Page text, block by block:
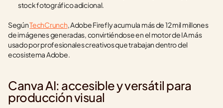
stock fotográfico adicional.
Según TechCrunch, Adobe Firefly acumula más de 12 mil millones
de imágenes generadas, convirtiéndose en el motor de IA más
usado por profesionales creativos que trabajan dentro del
ecosistema Adobe.
Canva AI: accesible y versátil para
producción visual